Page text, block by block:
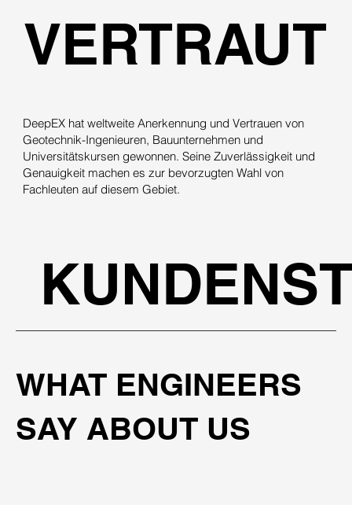
DeepEX hat weltweite Anerkennung und Vertrauen von
Geotechnik-Ingenieuren, Bauunternehmen und
Universitätskursen gewonnen. Seine Zuverlässigkeit und
Genauigkeit machen es zur bevorzugten Wahl von
Fachleuten auf diesem Gebiet.
VERTRAUT
WHAT ENGINEERS
SAY ABOUT US